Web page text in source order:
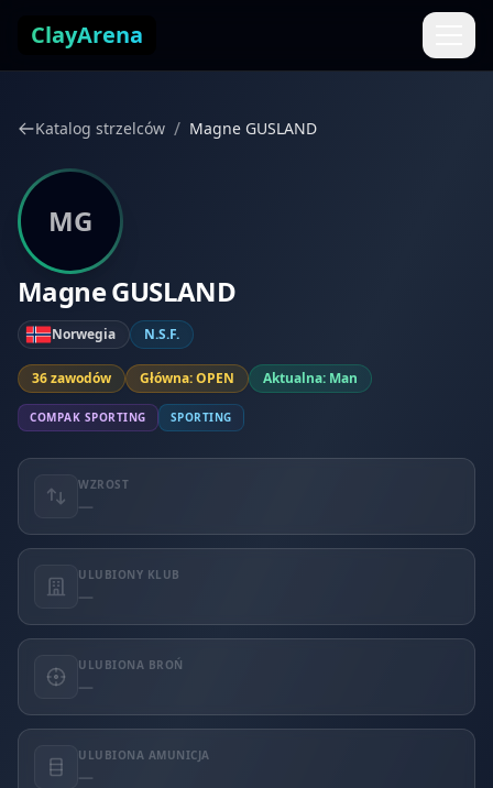
ClayArena
Katalog strzelców / Magne GUSLAND
MG
Magne GUSLAND
Norwegia N.S.F.
36 zawodów Główna: OPEN Aktualna: Man
COMPAK SPORTING SPORTING
WZROST
—
ULUBIONY KLUB
—
ULUBIONA BROŃ
—
ULUBIONA AMUNICJA
—